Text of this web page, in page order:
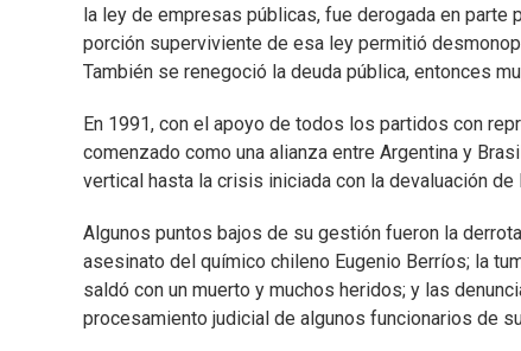
la ley de empresas públicas, fue derogada en
porción superviviente de esa ley permitió
También se renegoció la deuda pública, entonces
En 1991, con el apoyo de todos los partidos con
comenzado como una alianza entre Argentina y
vertical hasta la crisis iniciada con la devaluación
Algunos puntos bajos de su gestión fueron la
asesinato del químico chileno Eugenio Berríos; la
saldó con un muerto y muchos heridos; y las
procesamiento judicial de algunos funcionarios de